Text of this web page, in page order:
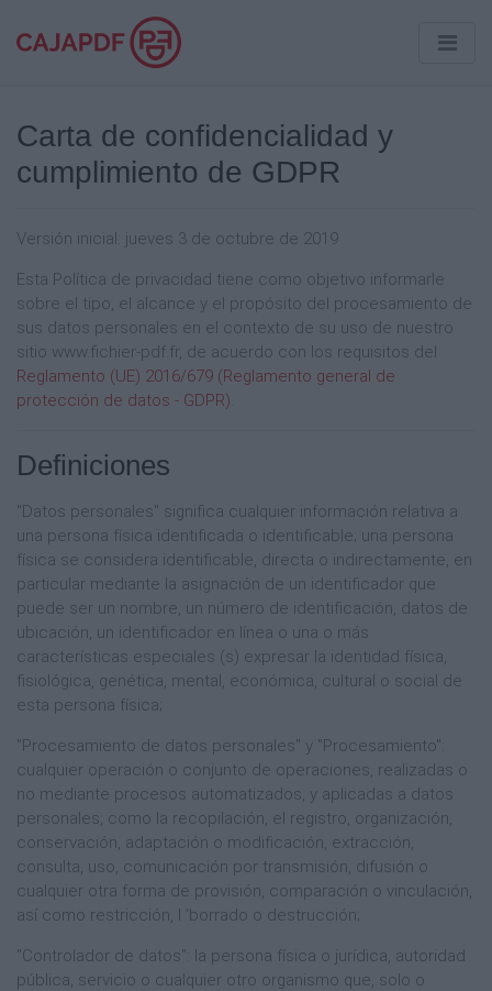
Carta de confidencialidad y
cumplimiento de GDPR
Versión inicial: jueves 3 de octubre de 2019
Esta Política de privacidad tiene como objetivo informarle
sobre el tipo, el alcance y el propósito del procesamiento de
sus datos personales en el contexto de su uso de nuestro
sitio www.fichier-pdf.fr, de acuerdo con los requisitos del
Reglamento (UE) 2016/679 (Reglamento general de
protección de datos - GDPR)
Definiciones
"Datos personales" significa cualquier información relativa a
una persona física identificada o identificable; una persona
física se considera identificable, directa o indirectamente, en
particular mediante la asignación de un identificador que
puede ser un nombre, un número de identificación, datos de
ubicación, un identificador en línea o una o más
características especiales (s) expresar la identidad física,
fisiológica, genética, mental, económica, cultural o social de
esta persona física;
"Procesamiento de datos personales" y "Procesamiento":
cualquier operación o conjunto de operaciones, realizadas o
no mediante procesos automatizados, y aplicadas a datos
personales, como la recopilación, el registro, organización,
conservación, adaptación o modificación, extracción,
consulta, uso, comunicación por transmisión, difusión o
cualquier otra forma de provisión, comparación o vinculación,
así como restricción, l 'borrado o destrucción;
"Controlador de datos": la persona física o jurídica, autoridad
pública, servicio o cualquier otro organismo que, solo o